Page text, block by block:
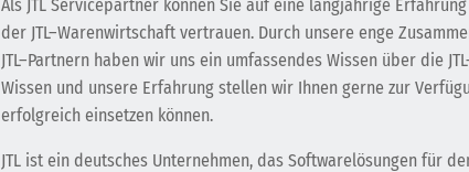
Al s TL Servicepartner können Sie auf eine langjährige Erfahrung
der JTL–Warenwirtschaft vertrauen. Durch unsere enge Zusam
JTL–Partnern haben wir uns ein umfassendes Wissen über die JTL
Wissen und unsere Erfahrung stellen wir Ihnen gerne zur Verfüg
erfolgreich einsetzen können.
JTL ist ein deutsches Unternehmen, das Softwarelösungen für